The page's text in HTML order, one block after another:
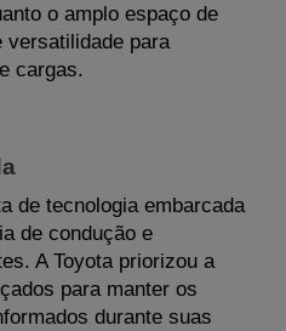
o amplo espaço de
versatilidade para
cargas.
de tecnologia embarcada
de condução e
A Toyota priorizou a
para manter os
durante suas